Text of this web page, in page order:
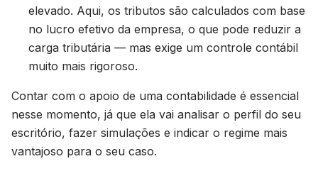
elevado. Aqui, os tributos são calculados com base
no lucro efetivo da empresa, o que pode reduzir a
carga tributária — mas exige um controle contábil
muito mais rigoroso.
Contar com o apoio de uma contabilidade é essencial
nesse momento, já que ela vai analisar o perfil do seu
escritório, fazer simulações e indicar o regime mais
vantajoso para o seu caso.